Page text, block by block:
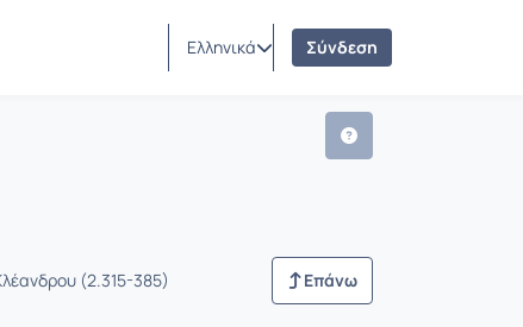
Ελληνικά Σύνδεση
(2.315-385) Επάνω